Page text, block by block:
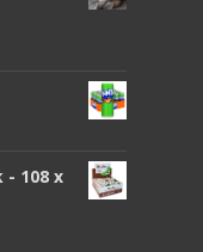
- 108 x